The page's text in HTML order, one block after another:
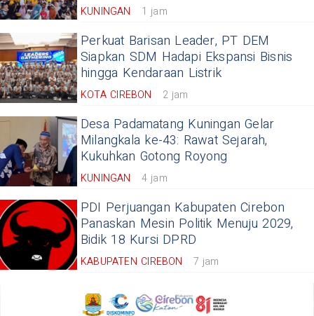
KUNINGAN 1 jam
Perkuat Barisan Leader, PT DEM
Siapkan SDM Hadapi Ekspansi Bisnis
hingga Kendaraan Listrik
KOTA CIREBON 2 jam
Desa Padamatang Kuningan Gelar
Milangkala ke-43: Rawat Sejarah,
Kukuhkan Gotong Royong
KUNINGAN 4 jam
PDI Perjuangan Kabupaten Cirebon
Panaskan Mesin Politik Menuju 2029,
Bidik 18 Kursi DPRD
KABUPATEN CIREBON 7 jam